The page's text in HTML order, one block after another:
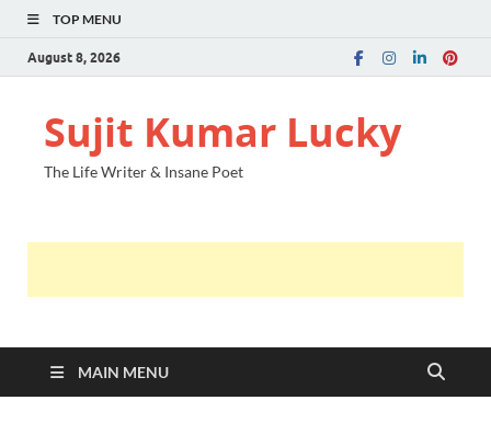
TOP MENU
August 8, 2026
Sujit Kumar Lucky
The Life Writer & Insane Poet
MAIN MENU